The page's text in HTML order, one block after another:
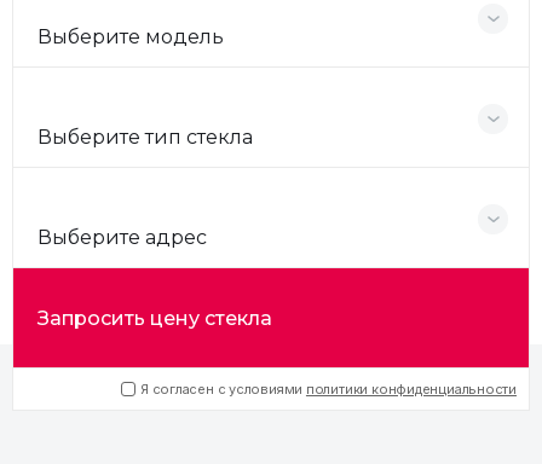
Выберите модель
Выберите тип стекла
Выберите адрес
Запросить цену стекла
Я согласен с условиями политики конфиденциальности